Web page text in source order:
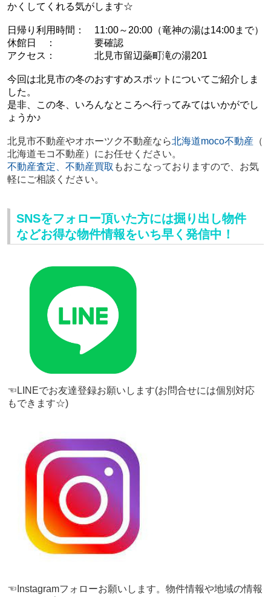
かくしてくれる気がします☆
日帰り利用時間： 11:00～20:00（竜神の湯は14:00まで）
休館日 ： 要確認
アクセス： 北見市留辺蘂町滝の湯201
今回は北見市の冬のおすすめスポットについてご紹介しま
した。
是非、この冬、いろんなところへ行ってみてはいかがでし
ょうか♪
北見市不動産やオホーツク不動産なら北海道moco不動産（
北海道モコ不動産）にお任せください。
不動産査定、不動産買取 もおこなっておりますので、 お気
軽にご相談ください。
SNSをフォロー頂いた方には掘り出し物件
などお得な物件情報をいち早く発信中！
☜LINEでお友達登録お願いします(お問合せには個別対応
もできます☆)
☜Instagramフォローお願いします。物件情報や地域の情報